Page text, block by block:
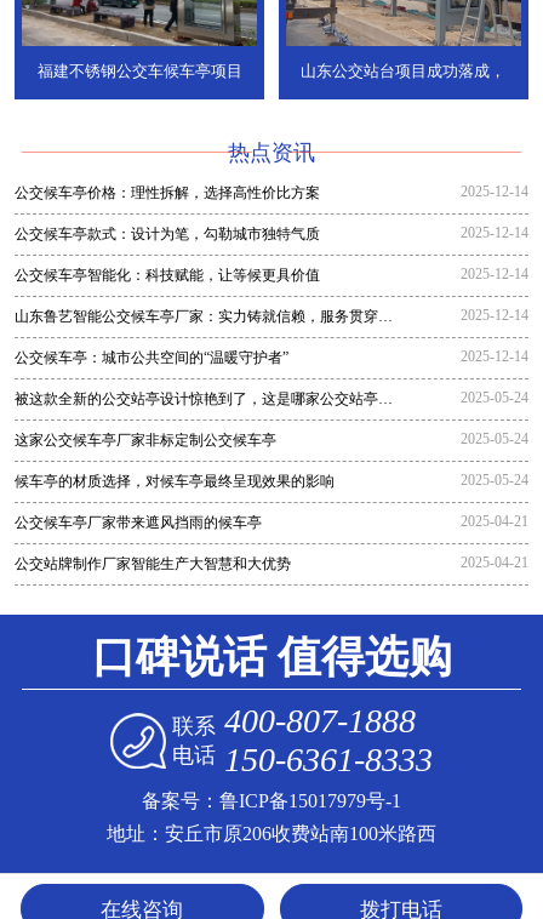
福建不锈钢公交车候车亭项目 山东公交站台项目成功落成，
热点资讯
公交候车亭价格：理性拆解，选择高性价比方案 2025-12-14
公交候车亭款式：设计为笔，勾勒城市独特气质 2025-12-14
公交候车亭智能化：科技赋能，让等候更具价值 2025-12-14
山东鲁艺智能公交候车亭厂家：实力铸就信赖，服务贯穿全
程
2025-12-14
公交候车亭：城市公共空间的“温暖守护者” 2025-12-14
被这款全新的公交站亭设计惊艳到了，这是哪家公交站亭生
产厂家生
2025-05-24
这家公交候车亭厂家非标定制公交候车亭 2025-05-24
候车亭的材质选择，对候车亭最终呈现效果的影响 2025-05-24
公交候车亭厂家带来遮风挡雨的候车亭 2025-04-21
公交站牌制作厂家智能生产大智慧和大优势 2025-04-21
口碑说话 值得选购
联系
电话
400-807-1888
150-6361-8333
备案号： 鲁ICP备15017979号-1
地址：安丘市原206收费站南100米路西
在线咨询 拨打电话